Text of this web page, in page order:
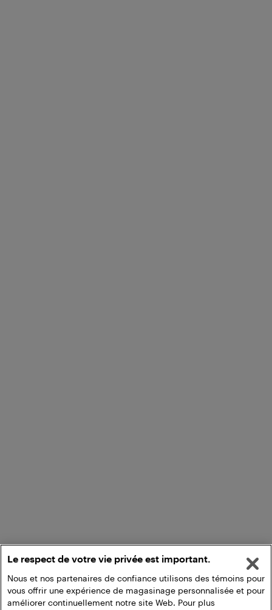
Le respect de votre vie privée est important.
Nous et nos partenaires de confiance utilisons des témoins pour
vous offrir une expérience de magasinage personnalisée et pour
améliorer continuellement notre site Web. Pour plus